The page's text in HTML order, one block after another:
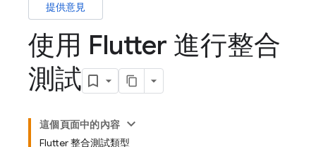
提供意見
使用 Flutter 進行整合
測試
這個頁面中的內容
Flutter 整合測試類型